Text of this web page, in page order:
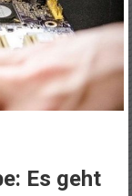
Es geht